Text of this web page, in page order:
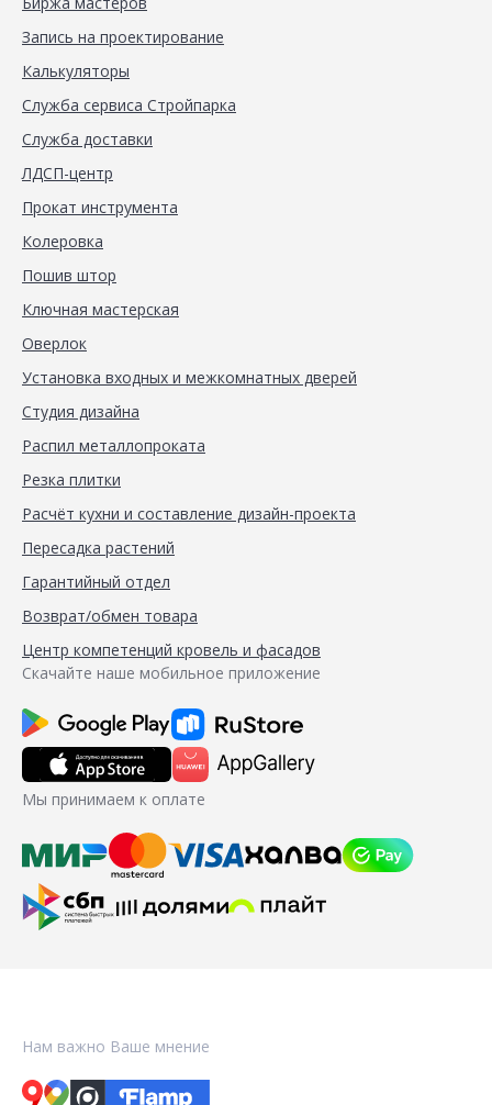
Запись на проектирование
Калькуляторы
Служба сервиса Стройпарка
Служба доставки
ЛДСП-центр
Прокат инструмента
Колеровка
Пошив штор
Ключная мастерская
Оверлок
Установка входных и межкомнатных дверей
Студия дизайна
Распил металлопроката
Резка плитки
Расчёт кухни и составление дизайн-проекта
Пересадка растений
Гарантийный отдел
Возврат/обмен товара
Центр компетенций кровель и фасадов
Скачайте наше мобильное приложение
Мы принимаем к оплате
Нам важно Ваше мнение